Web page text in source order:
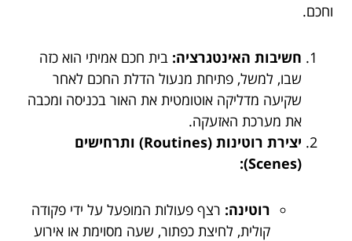
וחכם.
חשיבות האינטגרציה: בית חכם אמיתי הוא כזה
שבו, למשל, פתיחת מנעול הדלת החכם לאחר
שקיעה מדליקה אוטומטית את האור בכניסה ומכבה
את מערכת האזעקה.
יצירת רוטינות (Routines) ותרחישים
(Scenes):
רוטינה: רצף פעולות המופעל על ידי פקודה
קולית, לחיצת כפתור, שעה מסוימת או אירוע